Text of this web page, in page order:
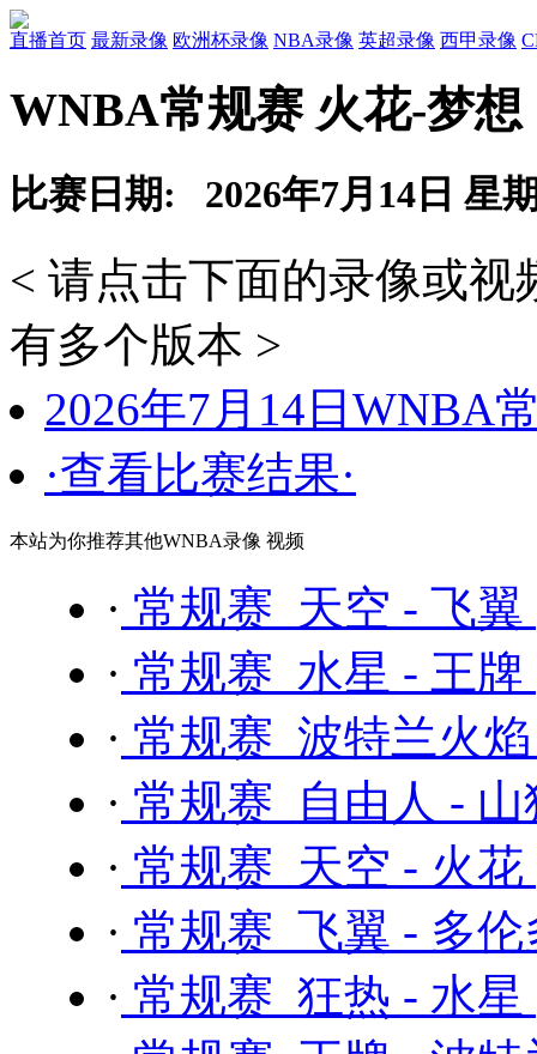
直播首页 最新录像 欧洲杯录像 NBA录像 英超录像 西甲录像
WNBA常规赛 火花-梦想
比赛日期: 2026年7月14日 星
< 请点击下面的录像或
有多个版本 >
2026年7月14日WNBA
·查看比赛结果·
本站为你推荐其他WNBA录像 视频
· 常规赛 天空 - 飞翼
· 常规赛 水星 - 王牌
· 常规赛 波特兰火
· 常规赛 自由人 -
· 常规赛 天空 - 火花
· 常规赛 飞翼 - 多
· 常规赛 狂热 - 水星